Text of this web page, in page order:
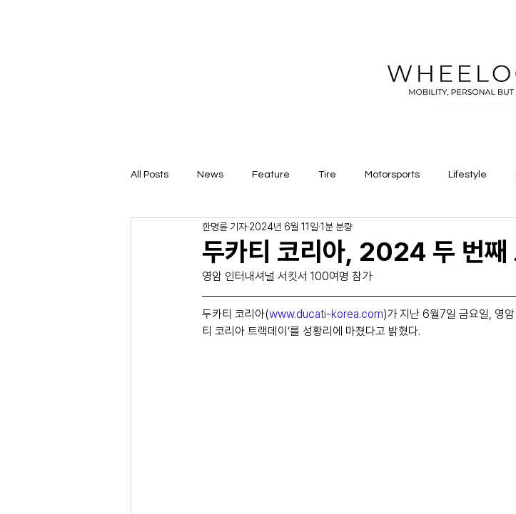
All Posts News Feature Tire Motorsports Lifestyle
두카티 코리아, 2024 두 번째
한명륜 기자 2024년 6월 11일 1분 분량
영암 인터내셔널 서킷서 100여명 참가
두카티 코리아(www.ducati-korea.com)가 지난 6월7일 금요일, 영
티 코리아 트랙데이‘를 성황리에 마쳤다고 밝혔다.